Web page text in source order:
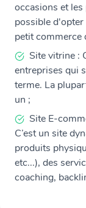
occasions et
possible d'opter
petit commerce
Site vitrine :
entreprises qui
terme. La
un ;
Site E-
C’est un site
produits
etc...), des
coaching,